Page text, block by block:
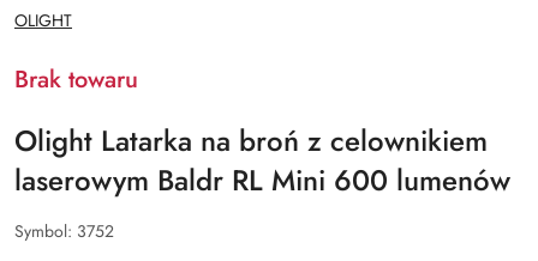
NAZWA
PRODUCENTA:
OLIGHT
Brak towaru
Olight Latarka na broń z celownikiem
laserowym Baldr RL Mini 600 lumenów
Symbol: 3752